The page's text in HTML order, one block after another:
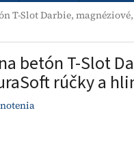
T-Slot Darbie,
betón T-Slot
rúčky a